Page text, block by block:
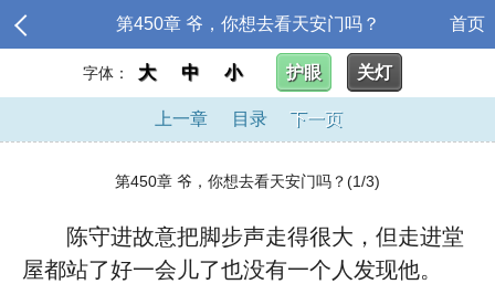
第450章 爷，你想去看天安门吗？ 首页
字体： 大 中 小 护眼 关灯
上一章 目录 下一页
第450章 爷，你想去看天安门吗？(1/3)
陈守进故意把脚步声走得很大，但走进堂
屋都站了好一会儿了也没有一个人发现他。